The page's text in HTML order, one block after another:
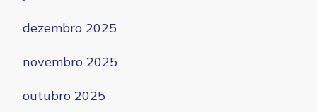
dezembro 2025
novembro 2025
outubro 2025